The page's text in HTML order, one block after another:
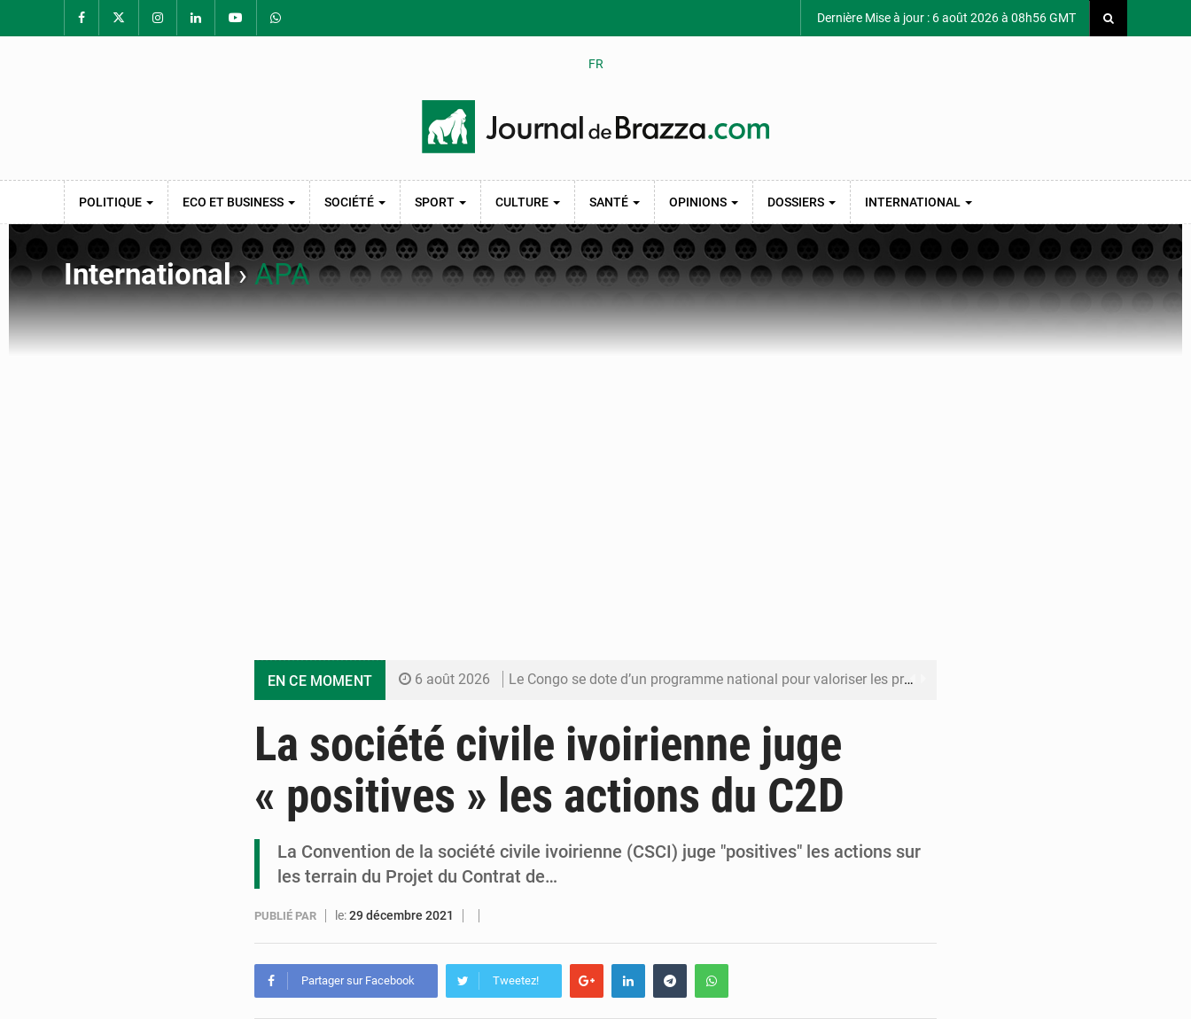
Dernière Mise à jour : 6 août 2026 à 08h56 GMT
FR
POLITIQUE ECO ET BUSINESS SOCIÉTÉ SPORT CULTURE SANTÉ OPINIONS DOSSIERS INTERNATIONAL
International›APA
EN CE MOMENT 6 août 2026 Le Congo se dote d’un programme national pour valoriser les produits forestiers non ligneux
5 août 2026 Cémac : la Commission présente à Denis Sassou N’Guesso sa feuille de route
5 août 2026 Assassinat de l’entrepreneur sportif Vally Amisi : le principal suspect arrêté à Brazzaville
La société civile ivoirienne juge
« positives » les actions du C2D
La Convention de la société civile ivoirienne (CSCI) juge "positives" les actions sur
les terrain du Projet du Contrat de…
PUBLIÉ PAR le:29 décembre 2021
Partager sur Facebook Tweetez!